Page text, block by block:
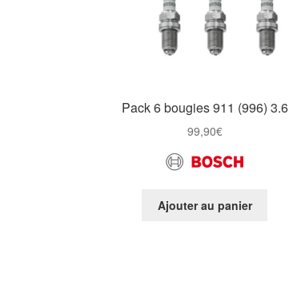
Pack 6 bougies 911 (996) 3.6
99,90€
Ajouter au panier